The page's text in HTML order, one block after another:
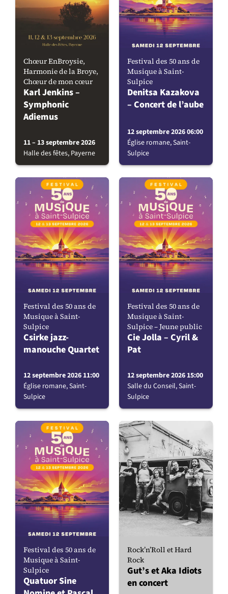
Chœur EnBroysie,
Harmonie de la Broye,
Chœur de mon cœur
Karl Jenkins –
Symphonic
Adiemus
11 – 13 septembre 2026
Halle des fêtes, Payerne
Festival des 50 ans de
Musique à Saint-
Sulpice
Denitsa Kazakova
– Concert de l’aube
12 septembre 2026 06:00
Église romane, Saint-
Sulpice
Festival des 50 ans de
Musique à Saint-
Sulpice
Csirke jazz-
manouche Quartet
12 septembre 2026 11:00
Église romane, Saint-
Sulpice
Festival des 50 ans de
Musique à Saint-
Sulpice – Jeune public
Cie Jolla – Cyril &
Pat
12 septembre 2026 15:00
Salle du Conseil, Saint-
Sulpice
Festival des 50 ans de
Musique à Saint-
Sulpice
Quatuor Sine
Rock’n’Roll et Hard
Rock
Gut’s et Aka Idiots
en concert